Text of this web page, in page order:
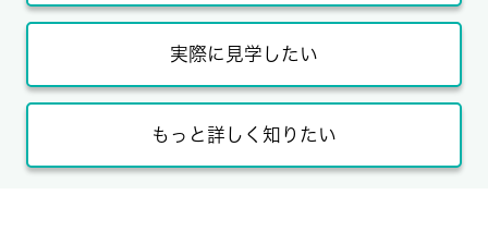
実際に見学したい
もっと詳しく知りたい